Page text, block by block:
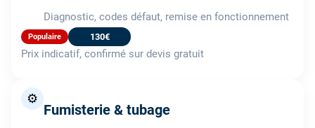
Diagnostic, codes défaut, remise en fonctionnement
Populaire 130€
Prix indicatif, confirmé sur devis gratuit
⚙️
Fumisterie & tubage